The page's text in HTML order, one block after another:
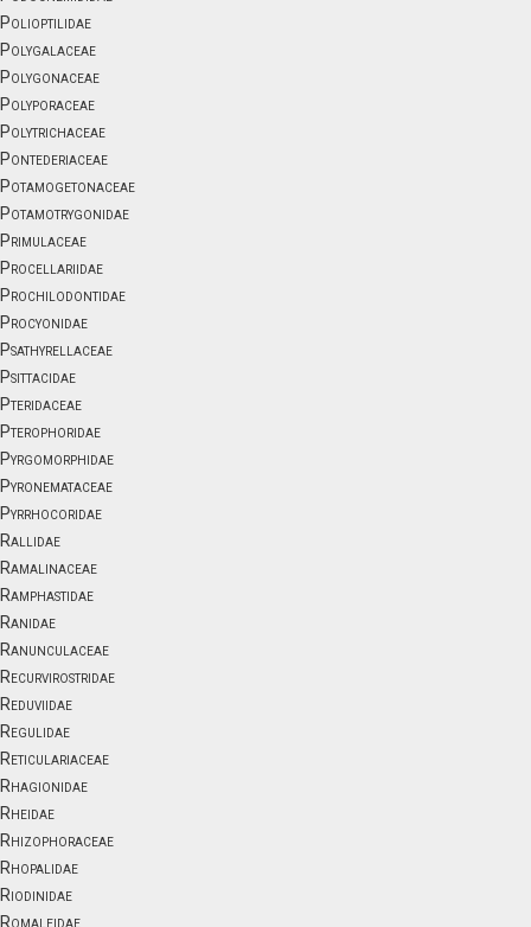
Polioptilidae
Polygalaceae
Polygonaceae
Polyporaceae
Polytrichaceae
Pontederiaceae
Potamogetonaceae
Potamotrygonidae
Primulaceae
Procellariidae
Prochilodontidae
Procyonidae
Psathyrellaceae
Psittacidae
Pteridaceae
Pterophoridae
Pyrgomorphidae
Pyronemataceae
Pyrrhocoridae
Rallidae
Ramalinaceae
Ramphastidae
Ranidae
Ranunculaceae
Recurvirostridae
Reduviidae
Regulidae
Reticulariaceae
Rhagionidae
Rheidae
Rhizophoraceae
Rhopalidae
Riodinidae
Romaleidae